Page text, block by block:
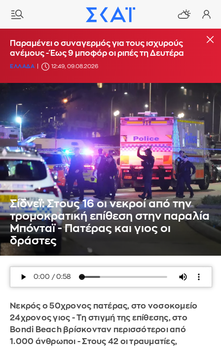
Παραμένει ο συναγερμός για τους ισχυρούς
ανέμους - Έως 9 μποφόρ οι ριπές τη Δευτέρα
ΕΛΛΑΔΑ 12:49, 09.08.2026
Σίδνεϊ: Στους 16 οι νεκροί από την
τρομοκρατική επίθεση στην παραλία
Μπόνταϊ - Πατέρας και γιος οι
δράστες
Νεκρός ο 50χρονος πατέρας, στο νοσοκομείο
24χρονος γιος - Τη στιγμή της επίθεσης, στο
Bondi Beach βρίσκονταν περισσότεροι από
1.000 άνθρωποι - Στους 42 οι τραυματίες,